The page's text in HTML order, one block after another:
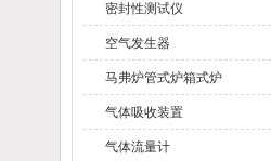
密封性测试仪
空气发生器
马弗炉管式炉箱式炉
气体吸收装置
气体流量计